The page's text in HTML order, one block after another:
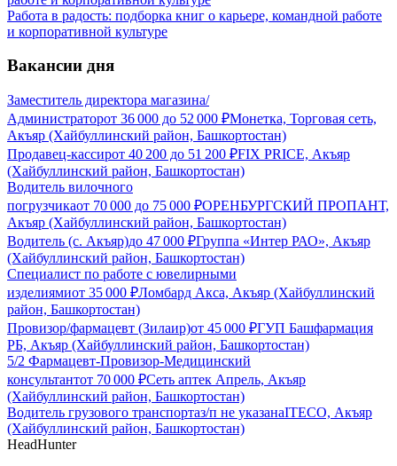
Работа в радость: подборка книг о карьере, командной работе
и корпоративной культуре
Вакансии дня
Заместитель директора магазина/
Администраторот 36 000 до 52 000 ₽Монетка, Торговая сеть,
Акъяр (Хайбуллинский район, Башкортостан)
Продавец-кассирот 40 200 до 51 200 ₽FIX PRICE, Акъяр
(Хайбуллинский район, Башкортостан)
Водитель вилочного
погрузчикаот 70 000 до 75 000 ₽ОРЕНБУРГСКИЙ ПРОПАНТ,
Акъяр (Хайбуллинский район, Башкортостан)
Водитель (с. Акъяр)до 47 000 ₽Группа «Интер РАО», Акъяр
(Хайбуллинский район, Башкортостан)
Специалист по работе с ювелирными
изделиямиот 35 000 ₽Ломбард Акса, Акъяр (Хайбуллинский
район, Башкортостан)
Провизор/фармацевт (Зилаир)от 45 000 ₽ГУП Башфармация
РБ, Акъяр (Хайбуллинский район, Башкортостан)
5/2 Фармацевт-Провизор-Медицинский
консультантот 70 000 ₽Сеть аптек Апрель, Акъяр
(Хайбуллинский район, Башкортостан)
Водитель грузового транспортаз/п не указанаITECO, Акъяр
(Хайбуллинский район, Башкортостан)
HeadHunter